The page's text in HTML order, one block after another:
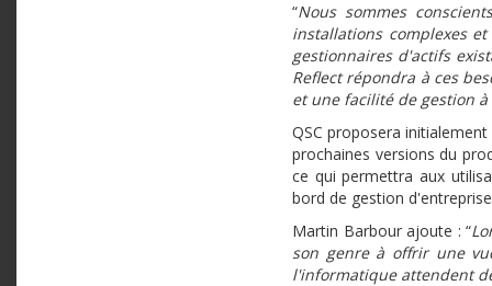
“Nous sommes
installations complexes
gestionnaires d'actifs
Reflect répondra à ces
et une facilité de gestion
QSC proposera
prochaines versions du
ce qui permettra aux
bord de gestion
Martin Barbour ajoute : “
son genre à offrir une
l'informatique attendent